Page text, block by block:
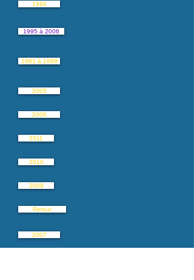
1994
1995 à 2006
1981 à 1989
2005
2006
2011
2010
2009
Retour
2007